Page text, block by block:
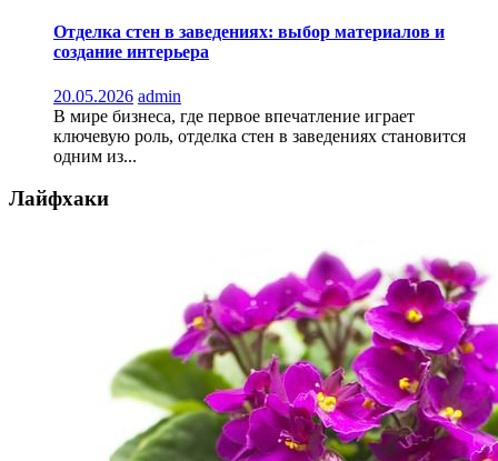
Отделка стен в заведениях: выбор материалов и
создание интерьера
20.05.2026 admin
В мире бизнеса, где первое впечатление играет
ключевую роль, отделка стен в заведениях становится
одним из...
Лайфхаки